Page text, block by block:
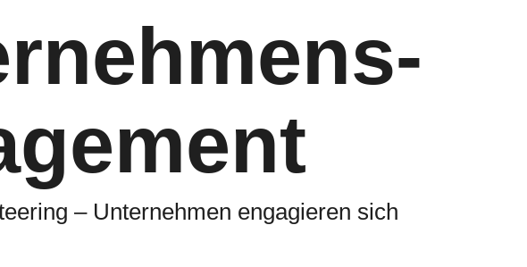
– Unternehmen engagieren sich